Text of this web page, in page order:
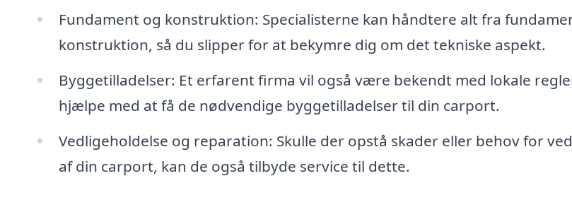
Fundament og konstruktion: Specialisterne kan håndtere alt fra
konstruktion, så du slipper for at bekymre dig om det tekniske aspekt.
Byggetilladelser: Et erfarent firma vil også være bekendt med lokale
hjælpe med at få de nødvendige byggetilladelser til din carport.
Vedligeholdelse og reparation: Skulle der opstå skader eller behov for
af din carport, kan de også tilbyde service til dette.